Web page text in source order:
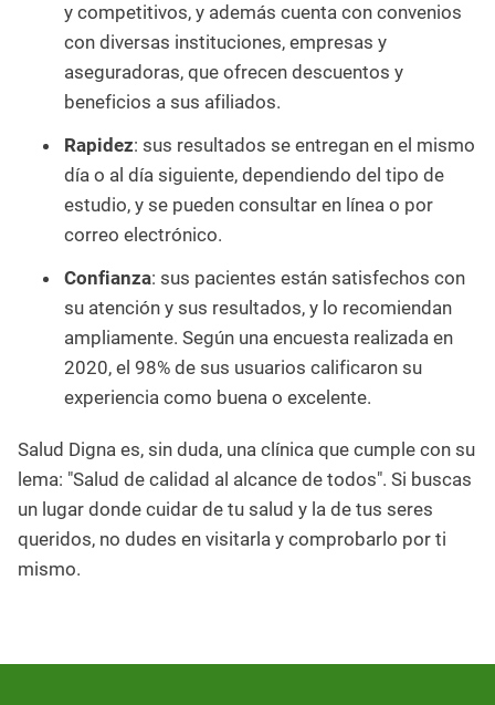
y competitivos, y además cuenta con convenios
con diversas instituciones, empresas y
aseguradoras, que ofrecen descuentos y
beneficios a sus afiliados.
Rapidez: sus resultados se entregan en el mismo
día o al día siguiente, dependiendo del tipo de
estudio, y se pueden consultar en línea o por
correo electrónico.
Confianza: sus pacientes están satisfechos con
su atención y sus resultados, y lo recomiendan
ampliamente. Según una encuesta realizada en
2020, el 98% de sus usuarios calificaron su
experiencia como buena o excelente.
Salud Digna es, sin duda, una clínica que cumple con su
lema: "Salud de calidad al alcance de todos". Si buscas
un lugar donde cuidar de tu salud y la de tus seres
queridos, no dudes en visitarla y comprobarlo por ti
mismo.